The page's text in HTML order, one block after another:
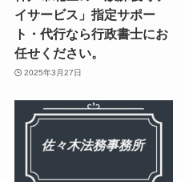
イサービス」指定サポー
ト・代行なら行政書士にお
任せください。
2025年3月27日